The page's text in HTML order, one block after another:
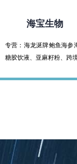
海宝生物
专营：海龙涎牌鲍鱼海参
糖胶饮液、亚麻籽粉、跨